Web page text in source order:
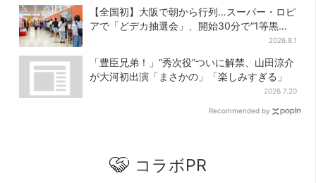
【全国初】大阪で朝から行列…スーパー・ロピ
アで「どデカ抽選会」、開始30分で“1等黒毛
2026.8.1
「豊臣兄弟！」“秀次役”ついに解禁、山田涼介
が大河初出演「まさかの」「楽しみすぎる」
2026.7.20
Recommended by
コラボPR